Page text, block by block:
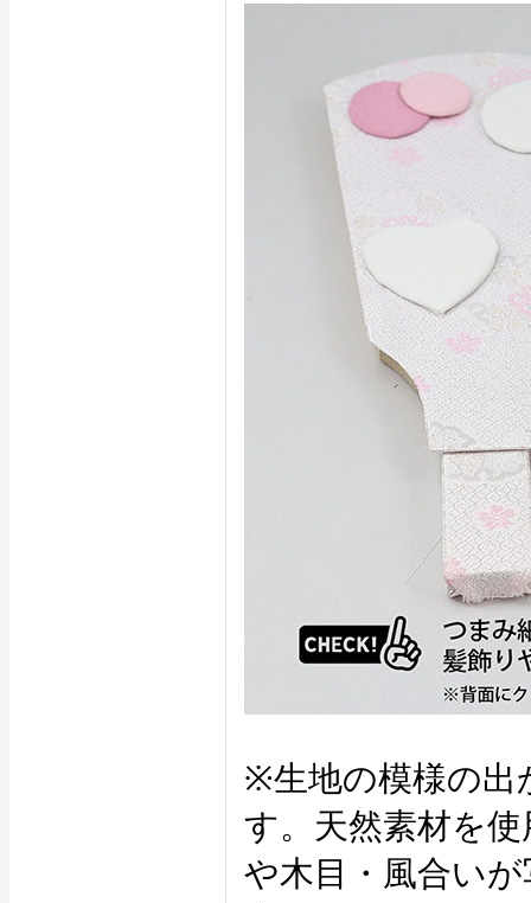
※生地の模様の出
す。天然素材を
や木目・風合い